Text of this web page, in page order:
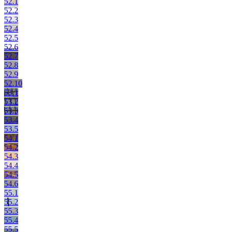
52.2
52.3
52.4
52.5
52.6
52.7
52.8
52.9
52.10
53.1
53.2
53.3
53.4
53.5
54.1
54.2
54.3
54.4
54.5
54.6
55.1
55.2
55.3
55.4
55.5